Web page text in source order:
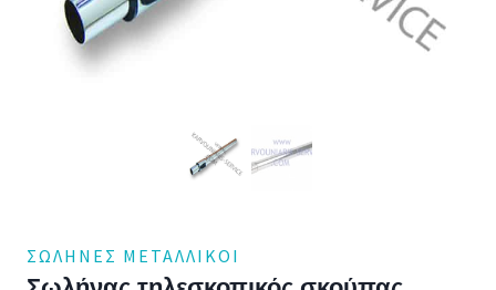
ΣΩΛΉΝΕΣ ΜΕΤΑΛΛΙΚΟΊ